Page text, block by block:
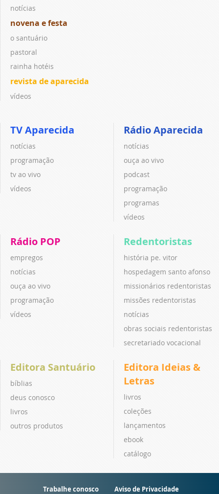
notícias
novena e festa
o santuário
pastoral
rainha hotéis
revista de aparecida
vídeos
TV Aparecida
notícias
programação
tv ao vivo
vídeos
Rádio Aparecida
notícias
ouça ao vivo
podcast
programação
programas
vídeos
Rádio POP
empregos
notícias
ouça ao vivo
programação
vídeos
Redentoristas
história pe. vitor
hospedagem santo afonso
missionários redentoristas
missões redentoristas
notícias
obras sociais redentoristas
secretariado vocacional
Editora Santuário
bíblias
deus conosco
livros
outros produtos
Editora Ideias &
Letras
livros
coleções
lançamentos
ebook
catálogo
Trabalhe conosco Aviso de Privacidade